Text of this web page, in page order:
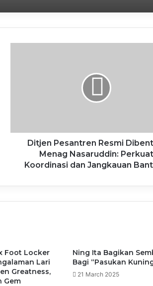
Ditjen Pesantren Resmi
Menag Nasaruddin: Perkuat
Koordinasi dan Jangkauan
Foot Locker
Lari
Greatness,
Gem
Ning Ita Bagikan
Bagi “Pasukan
21 March 2025